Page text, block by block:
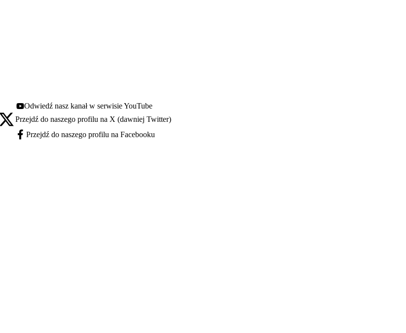
Youtube - otwiera się w nowej karcie
Odwiedź nasz kanał w serwisie YouTube
X - otwiera się w nowej karcie
Przejdź do naszego profilu na X (dawniej Twitter)
Facebook - otwiera się w nowej karcie
Przejdź do naszego profilu na Facebooku